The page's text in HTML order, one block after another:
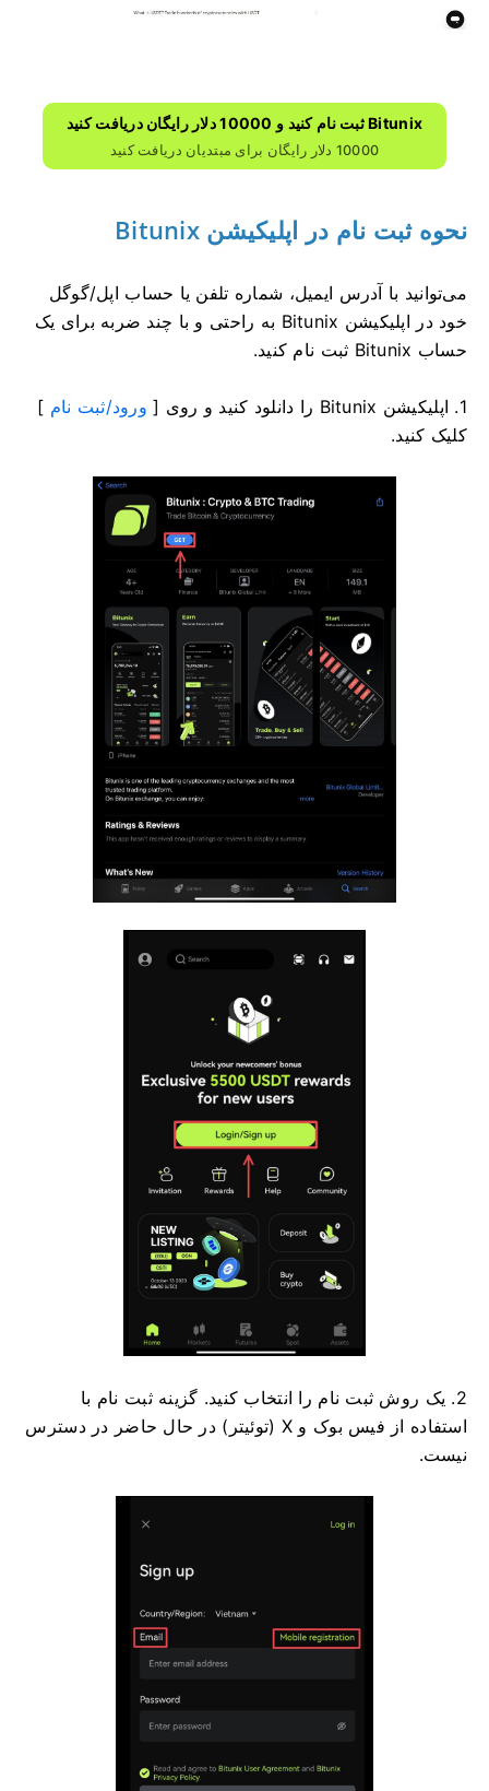
Bitunix ثبت نام کنید و 10000 دلار رایگان دریافت کنید
10000 دلار رایگان برای مبتدیان دریافت کنید
نحوه ثبت نام در اپلیکیشن Bitunix
می‌توانید با آدرس ایمیل، شماره تلفن یا حساب اپل/گوگل
خود در اپلیکیشن Bitunix به راحتی و با چند ضربه برای یک
حساب Bitunix ثبت نام کنید.
1. اپلیکیشن Bitunix را دانلود کنید و روی [ ورود/ثبت نام ]
کلیک کنید.
2. یک روش ثبت نام را انتخاب کنید.
گزینه ثبت نام با
استفاده از فیس بوک و X (توئیتر) در حال حاضر در دسترس
نیست.